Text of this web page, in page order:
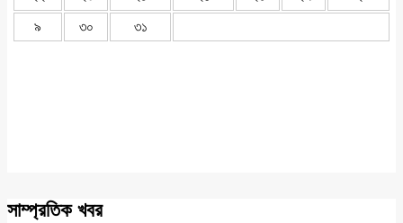
৯
৩০ ৩১
সাম্প্রতিক খবর